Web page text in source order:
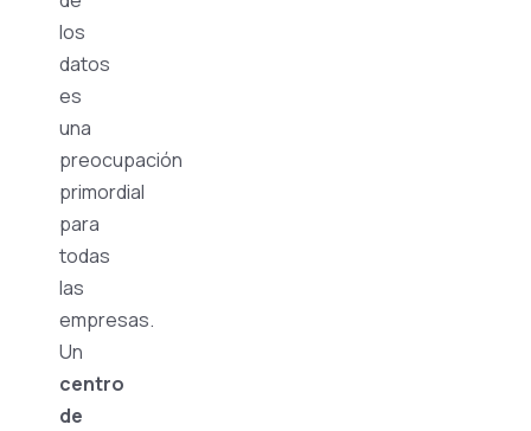
los
datos
es
una
preocupación
primordial
para
todas
las
empresas.
Un
centro
de